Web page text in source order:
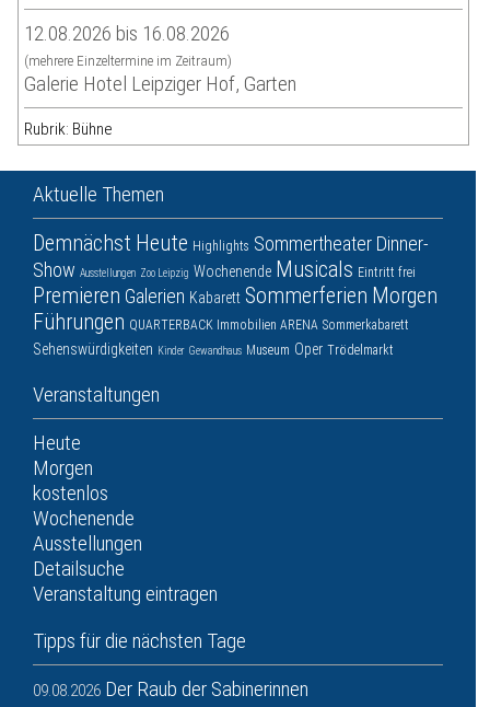
12.08.2026 bis 16.08.2026
(mehrere Einzeltermine im Zeitraum)
Galerie Hotel Leipziger Hof, Garten
Rubrik: Bühne
Aktuelle Themen
Demnächst Heute Highlights Sommertheater Dinner-
Show Ausstellungen Zoo Leipzig Wochenende Musicals Eintritt frei
Premieren Galerien Kabarett Sommerferien Morgen
Führungen QUARTERBACK Immobilien ARENA Sommerkabarett
Sehenswürdigkeiten Kinder Gewandhaus Museum Oper Trödelmarkt
Veranstaltungen
Heute
Morgen
kostenlos
Wochenende
Ausstellungen
Detailsuche
Veranstaltung eintragen
Tipps für die nächsten Tage
09.08.2026 Der Raub der Sabinerinnen